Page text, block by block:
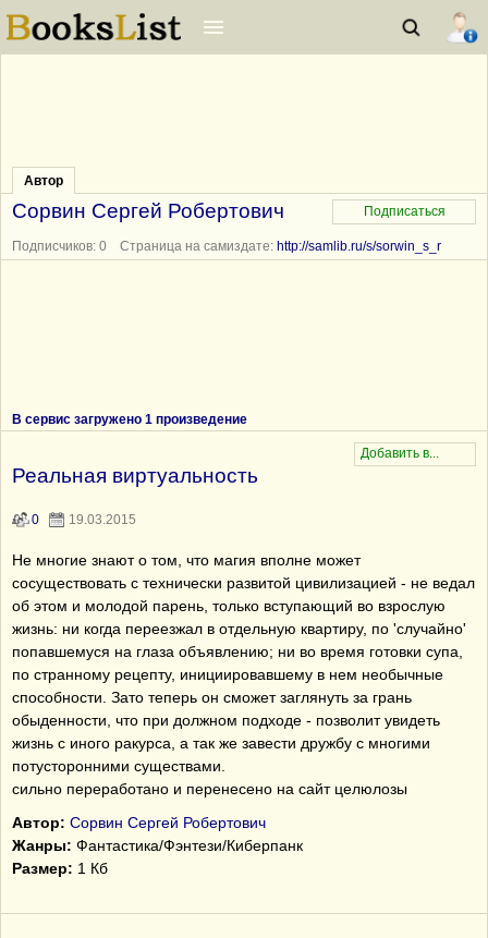
Автор
Сорвин Сергей Робертович
Подписчиков: 0 Страница на самиздате: http://samlib.ru/s/sorwin_s_r
В сервис загружено 1 произведение
Реальная виртуальность
0 19.03.2015
Не многие знают о том, что магия вполне может
сосуществовать с технически развитой цивилизацией - не ведал
об этом и молодой парень, только вступающий во взрослую
жизнь: ни когда переезжал в отдельную квартиру, по 'случайно'
попавшемуся на глаза объявлению; ни во время готовки супа,
по странному рецепту, инициировавшему в нем необычные
способности. Зато теперь он сможет заглянуть за грань
обыденности, что при должном подходе - позволит увидеть
жизнь с иного ракурса, а так же завести дружбу с многими
потусторонними существами.
сильно переработано и перенесено на сайт целюлозы
Автор: Сорвин Сергей Робертович
Жанры: Фантастика/Фэнтези/Киберпанк
Размер: 1 Кб